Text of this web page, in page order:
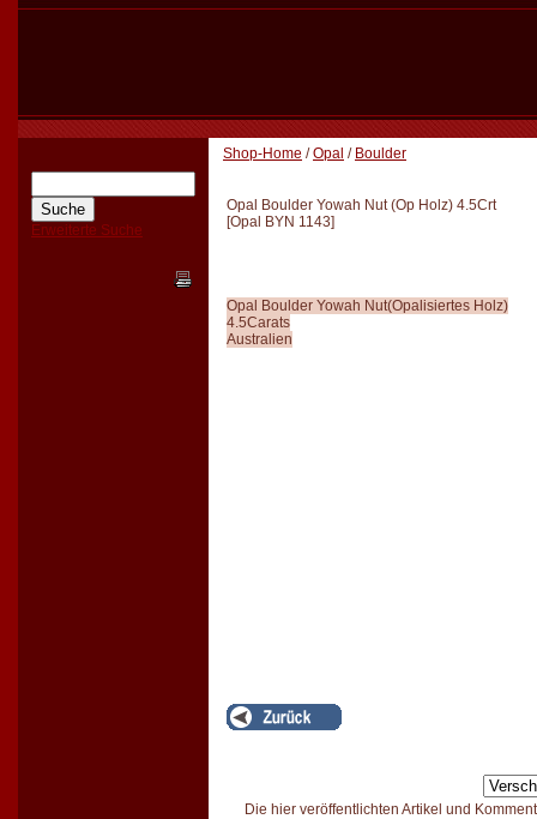
Erweiterte Suche
Shop-Home /Opal / Boulder
Opal Boulder Yowah Nut (Op Holz) 4.5Crt
[Opal BYN 1143]
Opal Boulder Yowah Nut(Opalisiertes Holz)
4.5Carats
Australien
Die hier veröffentlichten Artikel und